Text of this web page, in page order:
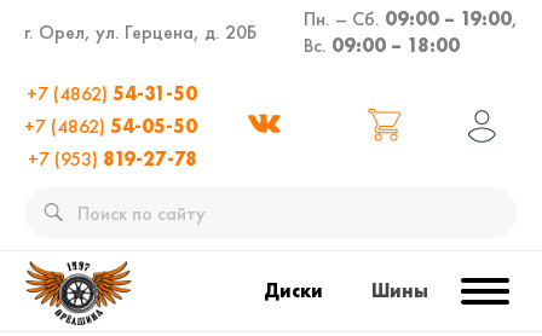
г. Орел, ул. Герцена, д. 20Б
Пн. – Сб. 09:00 – 19:00,
Вс. 09:00 – 18:00
+7 (4862) 54-31-50
+7 (4862) 54-05-50
+7 (953) 819-27-78
Диски Шины